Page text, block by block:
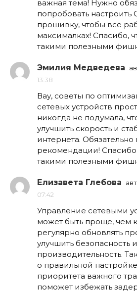
важная тема! Нужно
попробовать настроить
прошивку, чтобы всё
максималках! Спасибо,
такими полезными
Эмилия Медведева
13:38
Вау, советы по
сетевых устройств
никогда не подумала,
улучшить скорость и
интернета.
рекомендации!
такими полезными
Елизавета Глебова
07:42
Управление сетевыми
может быть проще, чем
регулярно обновлять
улучшить безопасность и
производительность.
о правильной
приоритета важного
поможет избежать